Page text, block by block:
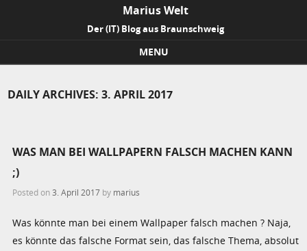
Marius Welt
Der (IT) Blog aus Braunschweig
MENU
DAILY ARCHIVES:3. APRIL 2017
WAS MAN BEI WALLPAPERN FALSCH MACHEN KANN
;)
Posted on3. April 2017 by marius
Was könnte man bei einem Wallpaper falsch machen ? Naja,
es könnte das falsche Format sein, das falsche Thema, absolut